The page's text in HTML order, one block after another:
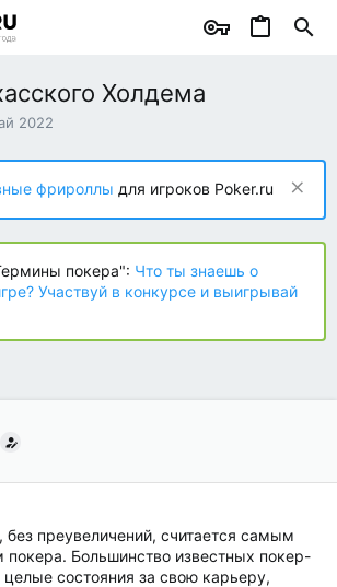
Холдема
2022
фрироллы для игроков Poker.ru
покера": Что ты знаешь о
Участвуй в конкурсе и выигрывай
преувеличений, считается самым
Большинство известных покер-
состояния за свою карьеру,